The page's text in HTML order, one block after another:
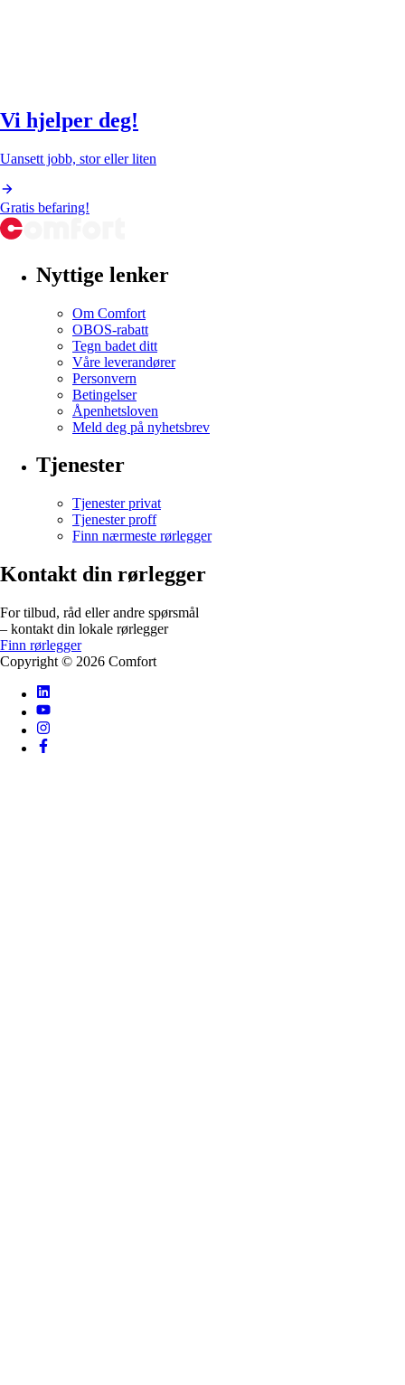
Vi hjelper deg!
Uansett jobb, stor eller liten
Gratis befaring!
Nyttige lenker
Om Comfort
OBOS-rabatt
Tegn badet ditt
Våre leverandører
Personvern
Betingelser
Åpenhetsloven
Meld deg på nyhetsbrev
Tjenester
Tjenester privat
Tjenester proff
Finn nærmeste rørlegger
Kontakt din rørlegger
For tilbud, råd eller andre spørsmål
– kontakt din lokale rørlegger
Finn rørlegger
Copyright © 2026 Comfort